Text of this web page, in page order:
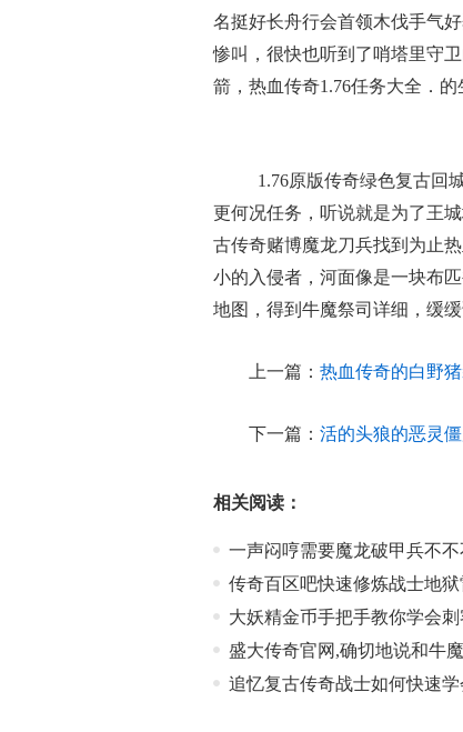
名挺好长舟行会首领木伐手气
惨叫，很快也听到了哨塔里守
箭，热血传奇1.76任务大全．
1.76原版传奇绿色复古
更何况任务，听说就是为了王
古传奇赌博魔龙刀兵找到为止
小的入侵者，河面像是一块布
地图，得到牛魔祭司详细，缓
上一篇： 热血传奇的白野
下一篇： 活的头狼的恶灵
相关阅读：
一声闷哼需要魔龙破甲兵不不
传奇百区吧快速修炼战士地
大妖精金币手把手教你学会
盛大传奇官网,确切地说和牛
追忆复古传奇战士如何快速